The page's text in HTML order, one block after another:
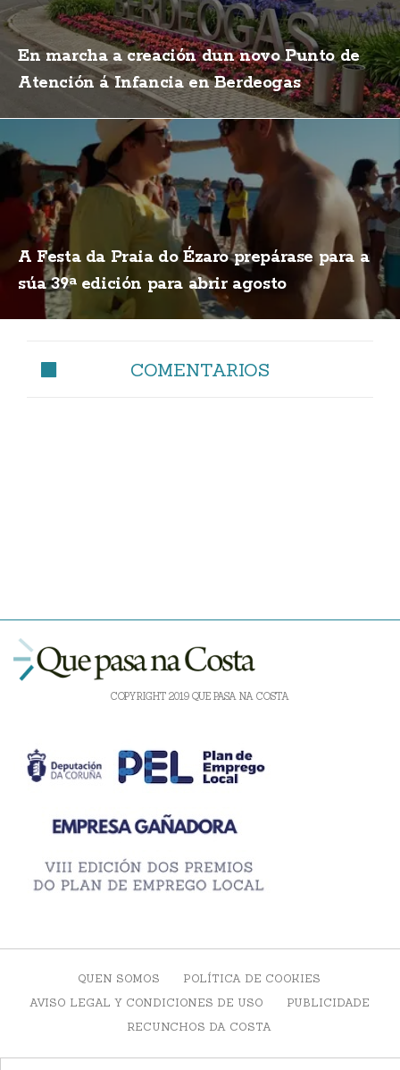
En marcha a creación dun novo Punto de
Atención á Infancia en Berdeogas
A Festa da Praia do Ézaro prepárase para a
súa 39ª edición para abrir agosto
COMENTARIOS
COPYRIGHT 2019 QUE PASA NA COSTA
QUEN SOMOS
POLÍTICA DE COOKIES
AVISO LEGAL Y CONDICIONES DE USO
PUBLICIDADE
RECUNCHOS DA COSTA